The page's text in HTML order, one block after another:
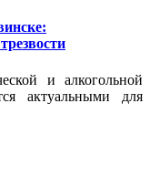
и алкогольной
актуальными для